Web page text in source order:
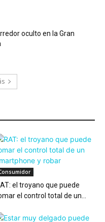
oculto en la Gran
el troyano que puede
el control total de un...